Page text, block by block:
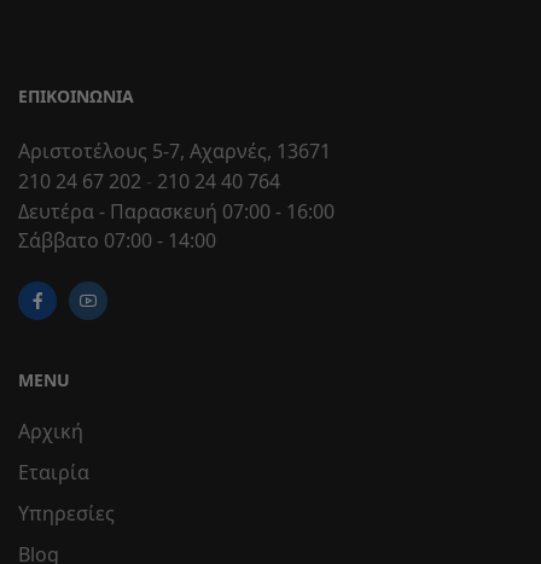
ΕΠΙΚΟΙΝΩΝΊΑ
Αριστοτέλους 5-7, Αχαρνές, 13671
210 24 67 202 - 210 24 40 764
Δευτέρα - Παρασκευή 07:00 - 16:00
Σάββατο 07:00 - 14:00
MENU
Αρχική
Εταιρία
Υπηρεσίες
Blog